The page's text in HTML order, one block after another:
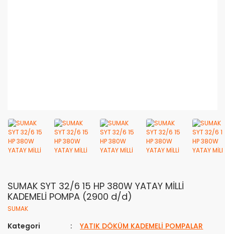
SUMAK SYT 32/6 15 HP 380W YATAY MİLLİ
KADEMELİ POMPA (2900 d/d)
SUMAK
Kategori
YATIK DÖKÜM KADEMELİ POMPALAR